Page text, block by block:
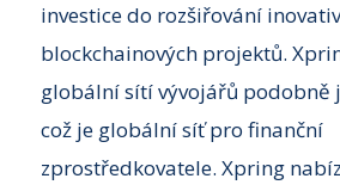
investice do rozšiřování
blockchainových projektů.
globální sítí vývojářů podobně
což je globální síť pro finanční
zprostředkovatele. Xpring